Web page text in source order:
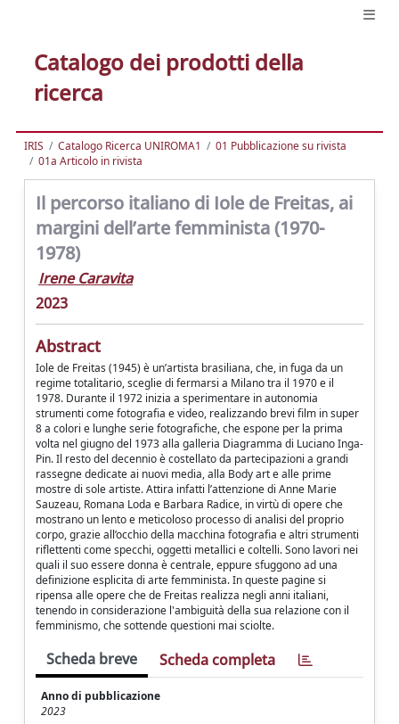
Catalogo dei prodotti della
ricerca
IRIS Catalogo Ricerca UNIROMA1
01 Pubblicazione su rivista
01a Articolo in rivista
Il percorso italiano di Iole de Freitas, ai
margini dell’arte femminista (1970-
1978)
Irene Caravita
2023
Abstract
Iole de Freitas (1945) è un’artista brasiliana, che, in fuga da un
regime totalitario, sceglie di fermarsi a Milano tra il 1970 e il
1978. Durante il 1972 inizia a sperimentare in autonomia
strumenti come fotografia e video, realizzando brevi film in super
8 a colori e lunghe serie fotografiche, che espone per la prima
volta nel giugno del 1973 alla galleria Diagramma di Luciano Inga-
Pin. Il resto del decennio è costellato da partecipazioni a grandi
rassegne dedicate ai nuovi media, alla Body art e alle prime
mostre di sole artiste. Attira infatti l’attenzione di Anne Marie
Sauzeau, Romana Loda e Barbara Radice, in virtù di opere che
mostrano un lento e meticoloso processo di analisi del proprio
corpo, grazie all’occhio della macchina fotografia e altri strumenti
riflettenti come specchi, oggetti metallici e coltelli. Sono lavori nei
quali il suo essere donna è centrale, eppure sfuggono ad una
definizione esplicita di arte femminista. In queste pagine si
ripensa alle opere che de Freitas realizza negli anni italiani,
tenendo in considerazione l'ambiguità della sua relazione con il
femminismo, che sottende questioni mai sciolte.
Scheda breve Scheda completa
Anno di pubblicazione
2023